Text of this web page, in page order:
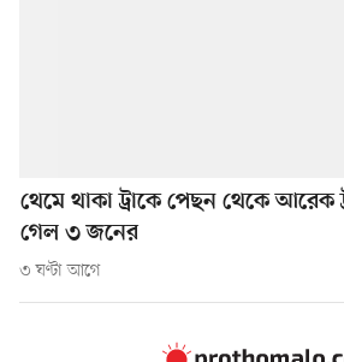
থেমে থাকা ট্রাকে পেছন থেকে আরেক
গেল ৩ জনের
৩ ঘণ্টা আগে